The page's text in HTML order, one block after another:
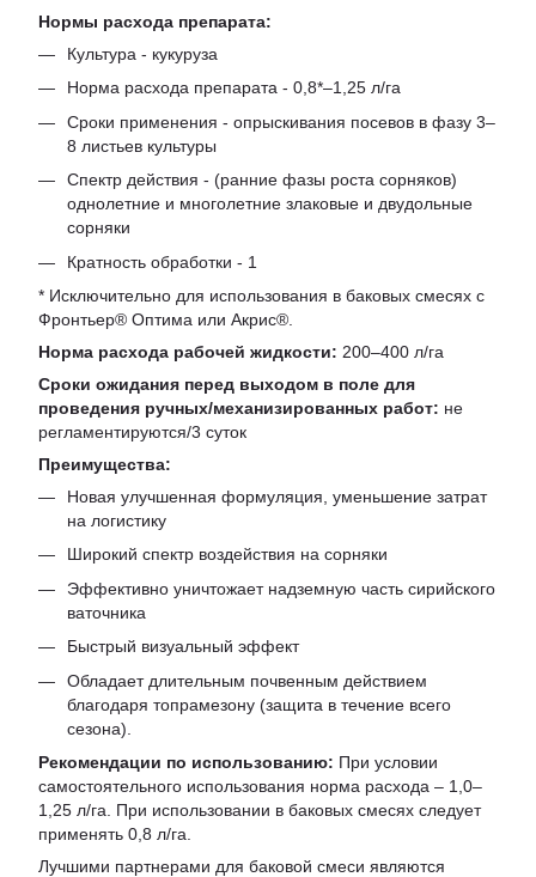
Нормы расхода препарата:
Культура - кукуруза
Норма расхода препарата - 0,8*–1,25 л/га
Сроки применения - опрыскивания посевов в фазу 3–
8 листьев культуры
Спектр действия - (ранние фазы роста сорняков)
однолетние и многолетние злаковые и двудольные
сорняки
Кратность обработки - 1
* Исключительно для использования в баковых смесях с
Фронтьер® Оптима или Акрис®.
Норма расхода рабочей жидкости: 200–400 л/га
Сроки ожидания перед выходом в поле для
проведения ручных/механизированных работ: не
регламентируются/3 суток
Преимущества:
Новая улучшенная формуляция, уменьшение затрат
на логистику
Широкий спектр воздействия на сорняки
Эффективно уничтожает надземную часть сирийского
ваточника
Быстрый визуальный эффект
Обладает длительным почвенным действием
благодаря топрамезону (защита в течение всего
сезона).
Рекомендации по использованию: При условии
самостоятельного использования норма расхода – 1,0–
1,25 л/га. При использовании в баковых смесях следует
применять 0,8 л/га.
Лучшими партнерами для баковой смеси являются